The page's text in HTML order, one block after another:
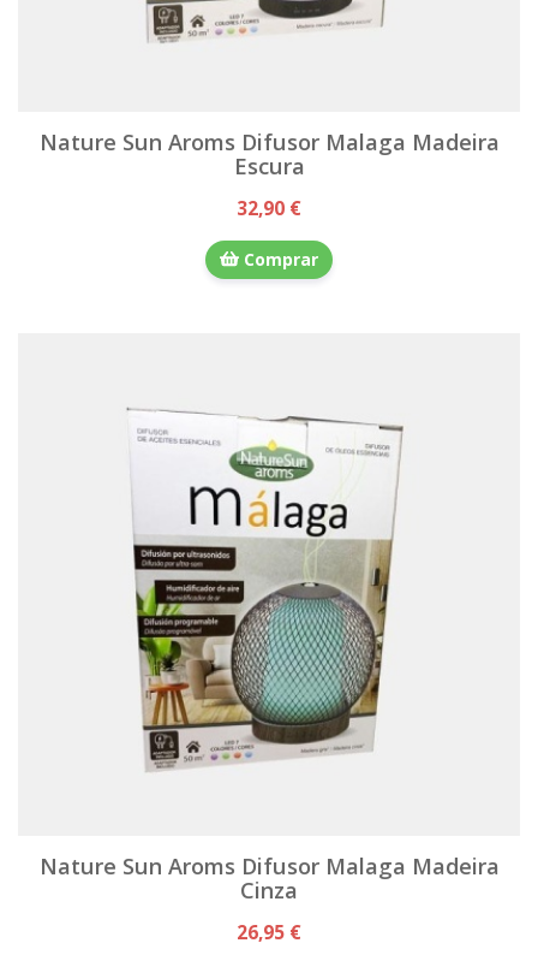
Nature Sun Aroms Difusor Malaga Madeira
Escura
32,90 €
Comprar
Nature Sun Aroms Difusor Malaga Madeira
Cinza
26,95 €